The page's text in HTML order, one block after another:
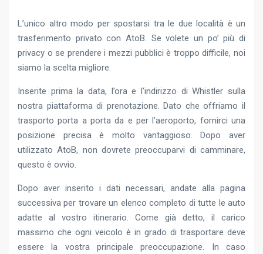
L’unico altro modo per spostarsi tra le due località è un
trasferimento privato con AtoB. Se volete un po’ più di
privacy o se prendere i mezzi pubblici è troppo difficile, noi
siamo la scelta migliore.
Inserite prima la data, l’ora e l’indirizzo di Whistler sulla
nostra piattaforma di prenotazione. Dato che offriamo il
trasporto porta a porta da e per l’aeroporto, fornirci una
posizione precisa è molto vantaggioso. Dopo aver
utilizzato AtoB, non dovrete preoccuparvi di camminare,
questo è ovvio.
Dopo aver inserito i dati necessari, andate alla pagina
successiva per trovare un elenco completo di tutte le auto
adatte al vostro itinerario. Come già detto, il carico
massimo che ogni veicolo è in grado di trasportare deve
essere la vostra principale preoccupazione. In caso